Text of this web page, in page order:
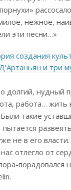
нежное,
эти песни…»
долгий, нудный
работа… жить
такие
не в его
отлегло от
порадовался